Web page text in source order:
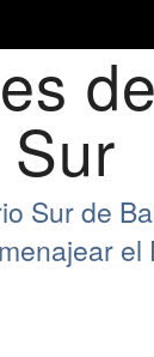
Sur de